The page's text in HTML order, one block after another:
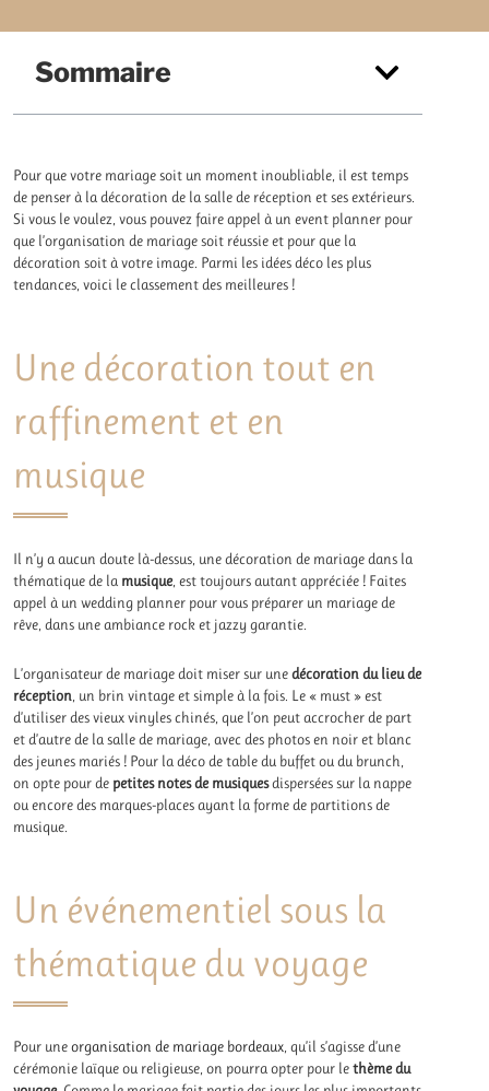
Sommaire
Pour que votre mariage soit un moment inoubliable, il est temps
de penser à la décoration de la salle de réception et ses extérieurs.
Si vous le voulez, vous pouvez faire appel à un event planner pour
que l’organisation de mariage soit réussie et pour que la
décoration soit à votre image. Parmi les idées déco les plus
tendances, voici le classement des meilleures !
Une décoration tout en
raffinement et en
musique
Il n’y a aucun doute là-dessus, une décoration de mariage dans la
thématique de la musique, est toujours autant appréciée ! Faites
appel à un wedding planner pour vous préparer un mariage de
rêve, dans une ambiance rock et jazzy garantie.
L’organisateur de mariage doit miser sur unedécoration du lieu de
réception , un brin vintage et simple à la fois. Le « must » est
d’utiliser des vieux vinyles chinés, que l’on peut accrocher de part
et d’autre de la salle de mariage, avec des photos en noir et blanc
des jeunes mariés ! Pour la déco de table du buffet ou du brunch,
on opte pour de petites notes de musiquesdispersées sur la nappe
ou encore des marques-places ayant la forme de partitions de
musique.
Un événementiel sous la
thématique du voyage
Pour uneorganisation de mariage bordeaux, qu’il s’agisse d’une
cérémonie laïque ou religieuse, on pourra opter pour lethème du